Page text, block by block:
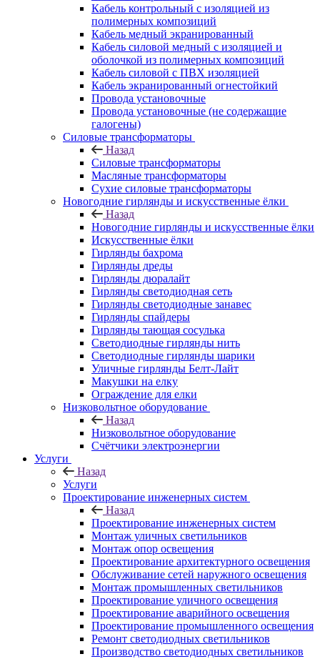
Кабель контрольный с изоляцией из
полимерных композиций
Кабель медный экранированный
Кабель силовой медный с изоляцией и
оболочкой из полимерных композиций
Кабель силовой с ПВХ изоляцией
Кабель экранированный огнестойкий
Провода установочные
Провода установочные (не содержащие
галогены)
Силовые трансформаторы
Назад
Силовые трансформаторы
Масляные трансформаторы
Сухие силовые трансформаторы
Новогодние гирлянды и искусственные ёлки
Назад
Новогодние гирлянды и искусственные ёлки
Искусственные ёлки
Гирлянды бахрома
Гирлянды дреды
Гирлянды дюралайт
Гирлянды светодиодная сеть
Гирлянды светодиодные занавес
Гирлянды спайдеры
Гирлянды тающая сосулька
Светодиодные гирлянды нить
Светодиодные гирлянды шарики
Уличные гирлянды Белт-Лайт
Макушки на елку
Ограждение для елки
Низковольтное оборудование
Назад
Низковольтное оборудование
Счётчики электроэнергии
Услуги
Назад
Услуги
Проектирование инженерных систем
Назад
Проектирование инженерных систем
Монтаж уличных светильников
Монтаж опор освещения
Проектирование архитектурного освещения
Обслуживание сетей наружного освещения
Монтаж промышленных светильников
Проектирование уличного освещения
Проектирование аварийного освещения
Проектирование промышленного освещения
Ремонт светодиодных светильников
Производство светодиодных светильников